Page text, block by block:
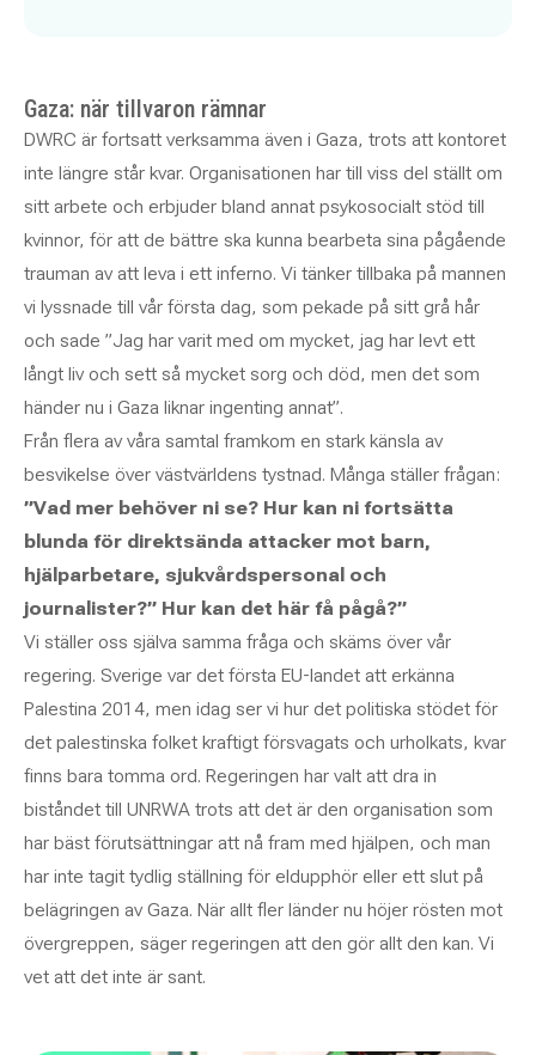
Gaza: när tillvaron rämnar
DWRC är fortsatt verksamma även i Gaza, trots att kontoret
inte längre står kvar. Organisationen har till viss del ställt om
sitt arbete och erbjuder bland annat psykosocialt stöd till
kvinnor, för att de bättre ska kunna bearbeta sina pågående
trauman av att leva i ett inferno. Vi tänker tillbaka på mannen
vi lyssnade till vår första dag, som pekade på sitt grå hår
och sade ”Jag har varit med om mycket, jag har levt ett
långt liv och sett så mycket sorg och död, men det som
händer nu i Gaza liknar ingenting annat”.
Från flera av våra samtal framkom en stark känsla av
besvikelse över västvärldens tystnad. Många ställer frågan:
”Vad mer behöver ni se? Hur kan ni fortsätta
blunda för direktsända attacker mot barn,
hjälparbetare, sjukvårdspersonal och
journalister?” Hur kan det här få pågå?”
Vi ställer oss själva samma fråga och skäms över vår
regering. Sverige var det första EU-landet att erkänna
Palestina 2014, men idag ser vi hur det politiska stödet för
det palestinska folket kraftigt försvagats och urholkats, kvar
finns bara tomma ord. Regeringen har valt att dra in
biståndet till UNRWA trots att det är den organisation som
har bäst förutsättningar att nå fram med hjälpen, och man
har inte tagit tydlig ställning för eldupphör eller ett slut på
belägringen av Gaza. När allt fler länder nu höjer rösten mot
övergreppen, säger regeringen att den gör allt den kan. Vi
vet att det inte är sant.